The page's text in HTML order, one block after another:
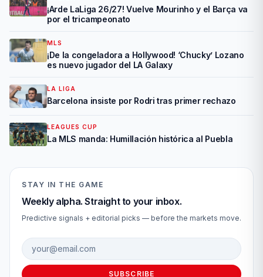
¡Arde LaLiga 26/27! Vuelve Mourinho y el Barça va
por el tricampeonato
MLS
¡De la congeladora a Hollywood! ‘Chucky’ Lozano
es nuevo jugador del LA Galaxy
LA LIGA
Barcelona insiste por Rodri tras primer rechazo
LEAGUES CUP
La MLS manda: Humillación histórica al Puebla
STAY IN THE GAME
Weekly alpha. Straight to your inbox.
Predictive signals + editorial picks — before the markets move.
Email address
SUBSCRIBE